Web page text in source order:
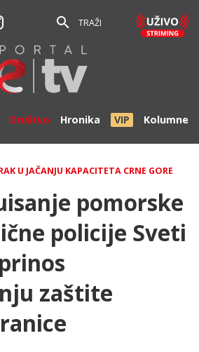
TRAŽI
Društvo Hronika VIP Kolumne
U JAČANJU KAPACITETA CRNE GORE
pomorske
policije Sveti
zaštite